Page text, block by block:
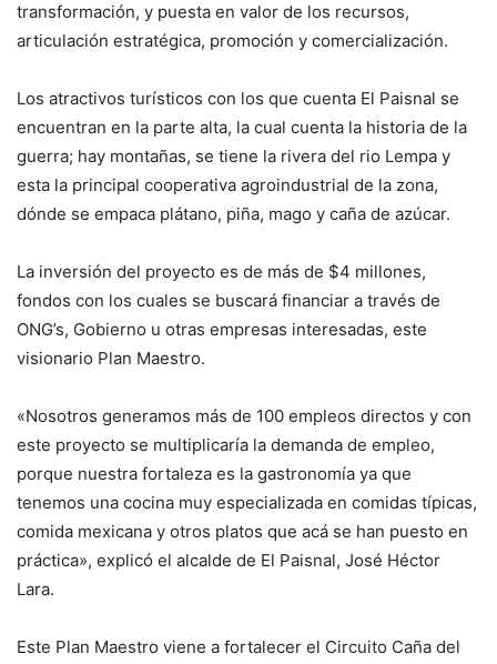
transformación, y puesta en valor de los recursos,
articulación estratégica, promoción y comercialización.
Los atractivos turísticos con los que cuenta El Paisnal se
encuentran en la parte alta, la cual cuenta la historia de la
guerra; hay montañas, se tiene la rivera del rio Lempa y
esta la principal cooperativa agroindustrial de la zona,
dónde se empaca plátano, piña, mago y caña de azúcar.
La inversión del proyecto es de más de $4 millones,
fondos con los cuales se buscará financiar a través de
ONG’s, Gobierno u otras empresas interesadas, este
visionario Plan Maestro.
«Nosotros generamos más de 100 empleos directos y con
este proyecto se multiplicaría la demanda de empleo,
porque nuestra fortaleza es la gastronomía ya que
tenemos una cocina muy especializada en comidas típicas,
comida mexicana y otros platos que acá se han puesto en
práctica», explicó el alcalde de El Paisnal, José Héctor
Lara.
Este Plan Maestro viene a fortalecer el Circuito Caña del